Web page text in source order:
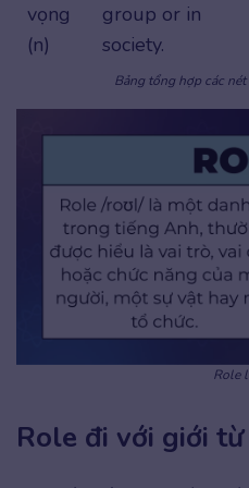
vọng
(n)
group or in
society.
Bảng tổng hợp các
Role
Role đi với giới